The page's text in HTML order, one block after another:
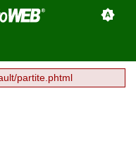
partite.phtml